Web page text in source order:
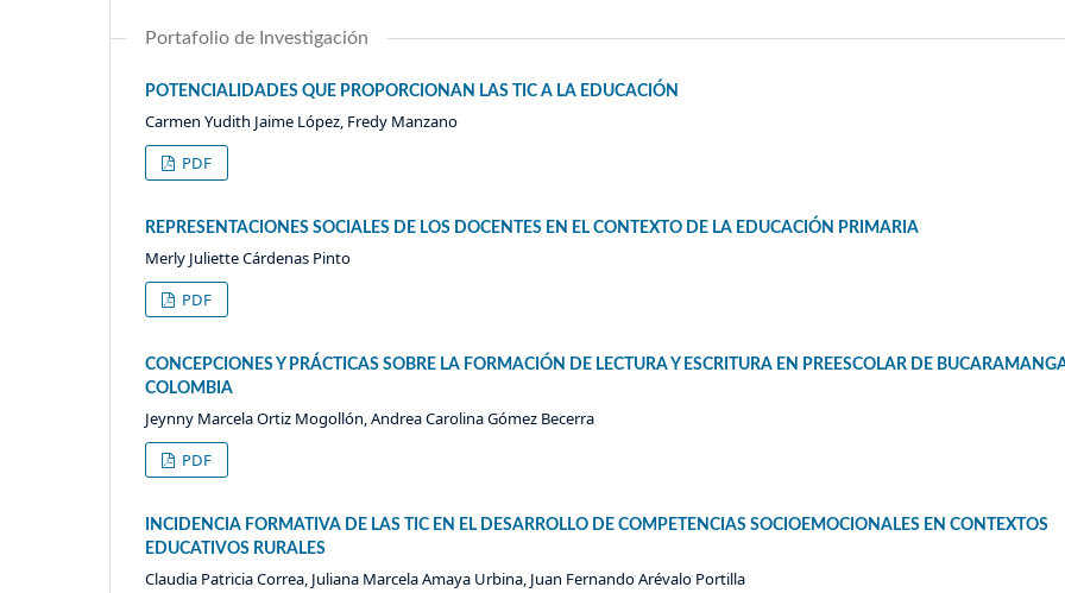
Portafolio de Investigación
POTENCIALIDADES QUE PROPORCIONAN LAS TIC A LA EDUCACIÓN
Carmen Yudith Jaime López, Fredy Manzano
PDF
REPRESENTACIONES SOCIALES DE LOS DOCENTES EN EL CONTEXTO DE LA EDUCACIÓN PRIMARIA
Merly Juliette Cárdenas Pinto
PDF
CONCEPCIONES Y PRÁCTICAS SOBRE LA FORMACIÓN DE LECTURA Y ESCRITURA EN PREESCOLAR DE
COLOMBIA
Jeynny Marcela Ortiz Mogollón, Andrea Carolina Gómez Becerra
PDF
INCIDENCIA FORMATIVA DE LAS TIC EN EL DESARROLLO DE COMPETENCIAS SOCIOEMOCIONALES EN CONTEXTOS
EDUCATIVOS RURALES
Claudia Patricia Correa, Juliana Marcela Amaya Urbina, Juan Fernando Arévalo Portilla